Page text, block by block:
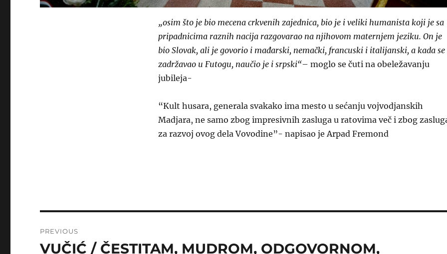
„osim što je bio mecena crkvenih zajednica, bio je i veliki humanista koji je sa
pripadnicima raznih nacija razgovarao na njihovom maternjem jeziku. On je
bio Slovak, ali je govorio i mađarski, nemački, francuski i italijanski, a kada se
zadržavao u Futogu, naučio je i srpski“– moglo se čuti na obeležavanju
jubileja-
“Kult husara, generala svakako ima mesto u sećanju vojvodjanskih
Madjara, ne samo zbog impresivnih zasluga u ratovima več i zbog
za razvoj ovog dela Vovodine”- napisao je Arpad Fremond
navigation
PREVIOUS
Previous
VUČIĆ / ČESTITAM, MUDROM, ODGOVORNOM,